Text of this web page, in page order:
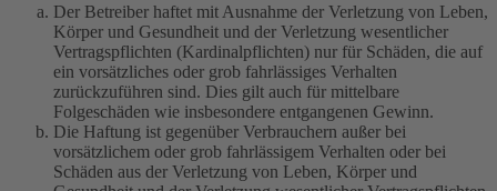
Der Betreiber haftet mit Ausnahme der Verletzung von Leben,
Körper und Gesundheit und der Verletzung wesentlicher
Vertragspflichten (Kardinalpflichten) nur für Schäden, die auf
ein vorsätzliches oder grob fahrlässiges Verhalten
zurückzuführen sind. Dies gilt auch für mittelbare
Folgeschäden wie insbesondere entgangenen Gewinn.
Die Haftung ist gegenüber Verbrauchern außer bei
vorsätzlichem oder grob fahrlässigem Verhalten oder bei
Schäden aus der Verletzung von Leben, Körper und